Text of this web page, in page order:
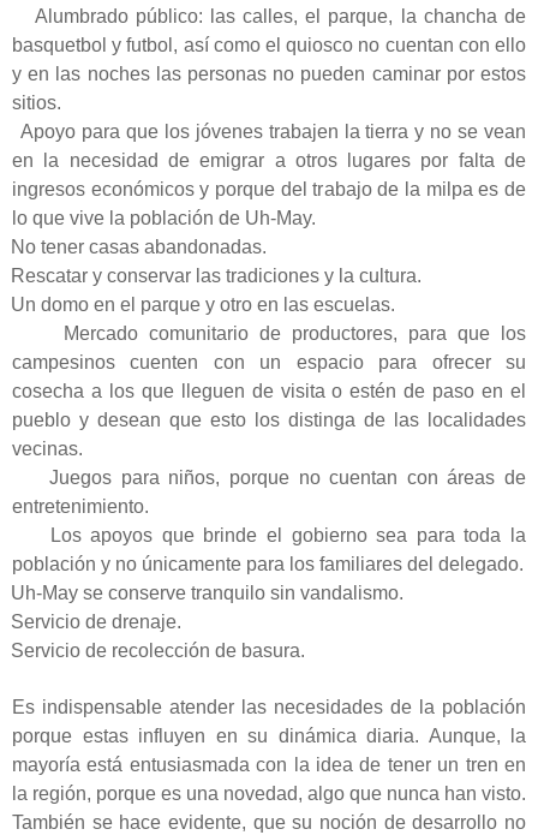
Alumbrado público: las calles, el parque, la chancha de
basquetbol y futbol, así como el quiosco no cuentan con ello
y en las noches las personas no pueden caminar por estos
sitios.
Apoyo para que los jóvenes trabajen la tierra y no se vean
en la necesidad de emigrar a otros lugares por falta de
ingresos económicos y porque del trabajo de la milpa es de
lo que vive la población de Uh-May.
No tener casas abandonadas.
Rescatar y conservar las tradiciones y la cultura.
Un domo en el parque y otro en las escuelas.
Mercado comunitario de productores, para que los
campesinos cuenten con un espacio para ofrecer su
cosecha a los que lleguen de visita o estén de paso en el
pueblo y desean que esto los distinga de las localidades
vecinas.
Juegos para niños, porque no cuentan con áreas de
entretenimiento.
Los apoyos que brinde el gobierno sea para toda la
población y no únicamente para los familiares del delegado.
Uh-May se conserve tranquilo sin vandalismo.
Servicio de drenaje.
Servicio de recolección de basura.
Es indispensable atender las necesidades de la población
porque estas influyen en su dinámica diaria. Aunque, la
mayoría está entusiasmada con la idea de tener un tren en
la región, porque es una novedad, algo que nunca han visto.
También se hace evidente, que su noción de desarrollo no